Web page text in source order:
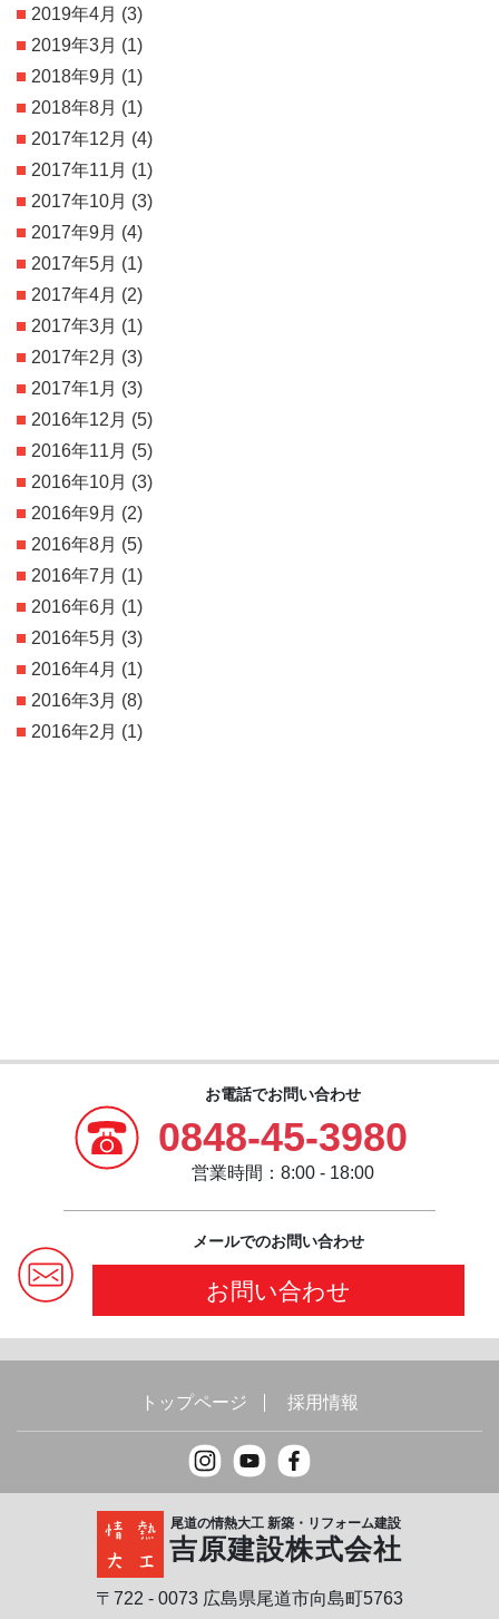
2019年4月 (3)
2019年3月 (1)
2018年9月 (1)
2018年8月 (1)
2017年12月 (4)
2017年11月 (1)
2017年10月 (3)
2017年9月 (4)
2017年5月 (1)
2017年4月 (2)
2017年3月 (1)
2017年2月 (3)
2017年1月 (3)
2016年12月 (5)
2016年11月 (5)
2016年10月 (3)
2016年9月 (2)
2016年8月 (5)
2016年7月 (1)
2016年6月 (1)
2016年5月 (3)
2016年4月 (1)
2016年3月 (8)
2016年2月 (1)
お電話でお問い合わせ
0848-45-3980
営業時間：8:00 - 18:00
メールでのお問い合わせ
お問い合わせ
トップページ 採用情報
尾道の情熱大工 新築・リフォーム建設
吉原建設株式会社
〒722 - 0073 広島県尾道市向島町5763